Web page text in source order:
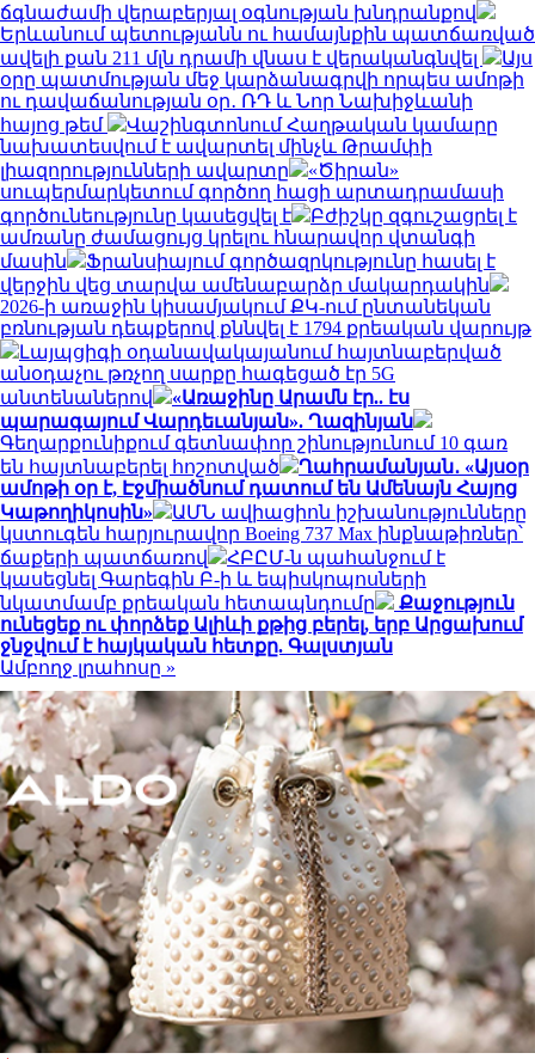
ճգնաժամի վերաբերյալ օգնության խնդրանքով
Երևանում պետությանն ու համայնքին պատճառված
ավելի քան 211 մլն դրամի վնաս է վերականգնվել
Այս
օրը պատմության մեջ կարձանագրվի որպես ամոթի
ու դավաճանության օր․ ՌԴ և Նոր Նախիջևանի
հայոց թեմ
Վաշինգտոնում Հաղթական կամարը
նախատեսվում է ավարտել մինչև Թրամփի
լիազորությունների ավարտը
«Ծիրան»
սուպերմարկետում գործող հացի արտադրամասի
գործունեությունը կասեցվել է
Բժիշկը զգուշացրել է
ամռանը ժամացույց կրելու հնարավոր վտանգի
մասին
Ֆրանսիայում գործազրկությունը հասել է
վերջին վեց տարվա ամենաբարձր մակարդակին
2026-ի առաջին կիսամյակում ՔԿ-ում ընտանեկան
բռնության դեպքերով քննվել է 1794 քրեական վարույթ
Լայպցիգի օդանավակայանում հայտնաբերված
անօդաչու թռչող սարքը հագեցած էր 5G
անտենաներով
«Առաջինը Արամն էր.. էս
պարագայում Վարդեւանյան». Ղազինյան
Գեղարքունիքում գետնափոր շինությունում 10 գառ
են հայտնաբերել հոշոտված
Ղահրամանյան․ «Այսօր
ամոթի օր է, Էջմիածնում դատում են Ամենայն Հայոց
Կաթողիկոսին»
ԱՄՆ ավիացիոն իշխանությունները
կստուգեն հարյուրավոր Boeing 737 Max ինքնաթիռներ՝
ճաքերի պատճառով
ՀԲԸՄ-ն պահանջում է
կասեցնել Գարեգին Բ-ի և եպիսկոպոսների
նկատմամբ քրեական հետապնդումը
Քաջություն
ունեցեք ու փորձեք Ալիևի քթից բերել, երբ Արցախում
ջնջվում է հայկական հետքը. Գալստյան
Ամբողջ լրահոսը »